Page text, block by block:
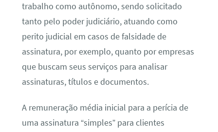
trabalho como autônomo, sendo solicitado
tanto pelo poder judiciário, atuando como
perito judicial em casos de falsidade de
assinatura, por exemplo, quanto por empresas
que buscam seus serviços para analisar
assinaturas, títulos e documentos.
A remuneração média inicial para a perícia de
uma assinatura “simples” para clientes